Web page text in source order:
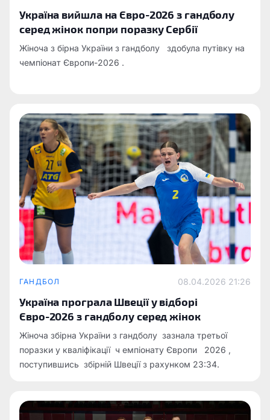
Україна вийшла на Євро-2026 з гандболу
серед жінок попри поразку Сербії
Жіноча з бірна України з гандболу здобула путівку на
чемпіонат Європи-2026 .
ГАНДБОЛ 08.04.2026 21:26
Україна програла Швеції у відборі
Євро-2026 з гандболу серед жінок
Жіноча збірна України з гандболу зазнала третьої
поразки у кваліфікації ч емпіонату Європи 2026 ,
поступившись збірній Швеції з рахунком 23:34.